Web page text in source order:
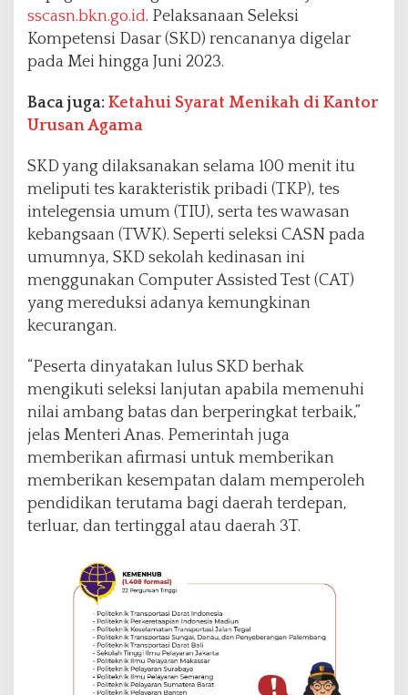
sscasn.bkn.go.id. Pelaksanaan Seleksi
Kompetensi Dasar (SKD) rencananya digelar
pada Mei hingga Juni 2023.
Baca juga: Ketahui Syarat Menikah di Kantor
Urusan Agama
SKD yang dilaksanakan selama 100 menit itu
meliputi tes karakteristik pribadi (TKP), tes
intelegensia umum (TIU), serta tes wawasan
kebangsaan (TWK). Seperti seleksi CASN pada
umumnya, SKD sekolah kedinasan ini
menggunakan Computer Assisted Test (CAT)
yang mereduksi adanya kemungkinan
kecurangan.
“Peserta dinyatakan lulus SKD berhak
mengikuti seleksi lanjutan apabila memenuhi
nilai ambang batas dan berperingkat terbaik,”
jelas Menteri Anas. Pemerintah juga
memberikan afirmasi untuk memberikan
memberikan kesempatan dalam memperoleh
pendidikan terutama bagi daerah terdepan,
terluar, dan tertinggal atau daerah 3T.